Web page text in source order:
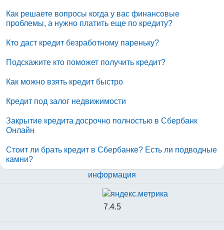
Как решаете вопросы когда у вас финансовые
проблемы, а нужно платить еще по кредиту?
Кто даст кредит безработному пареньку?
Подскажите кто поможет получить кредит?
Как можно взять кредит быстро
Кредит под залог недвижимости
Закрытие кредита досрочно полностью в Сбербанк
Онлайн
Стоит ли брать кредит в Сбербанке? Есть ли подводные
камни?
информация
7.4.5